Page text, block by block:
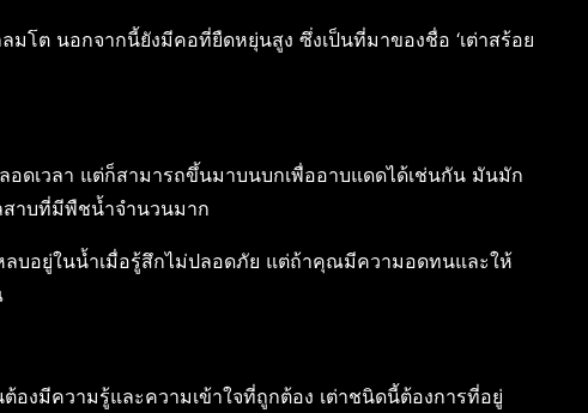
โต นอกจากนี้ยังมีคอที่ยืดหยุ่นสูง ซึ่งเป็นที่มาของชื่อ ‘เต่าสร้อย
อดเวลา แต่ก็สามารถขึ้นมาบนบกเพื่ออาบแดดได้เช่นกัน มันมัก
สาบที่มีพืชน้ำจำนวนมาก
บอยู่ในน้ำเมื่อรู้สึกไม่ปลอดภัย แต่ถ้าคุณมีความอดทนและให้
ต้องมีความรู้และความเข้าใจที่ถูกต้อง เต่าชนิดนี้ต้องการที่อยู่